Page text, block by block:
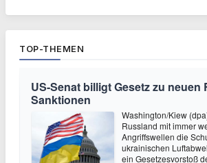
TOP-THEMEN
US-Senat billigt Gesetz zu neuen
Sanktionen
Washington/Kiew
Russland mit immer
Angriffswellen die
ukrainischen
ein Gesetzesvorstoß